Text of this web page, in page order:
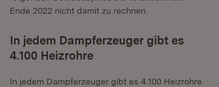
Ende 2022 nicht damit zu rechnen.
In jedem Dampferzeuger gibt es
4.100 Heizrohre
In jedem Dampferzeuger gibt es 4.100 Heizrohre.